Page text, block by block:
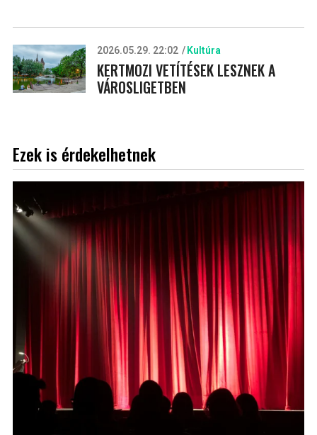
2026.05.29. 22:02 Kultúra
KERTMOZI VETÍTÉSEK LESZNEK A
VÁROSLIGETBEN
Ezek is érdekelhetnek